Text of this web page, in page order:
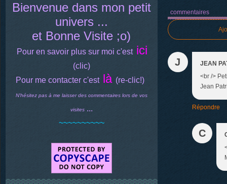
Bienvenue dans mon petit
univers ...
et Bonne Visite ;o)
Pour en savoir plus sur moi c'est ici
(clic)
Pour me contacter c'est là (re-clic!)
N'hésitez pas à me laisser des commentaires lors de vos
visites ...
~~~~~~~~~~
commentaires
J
JEAN
<br />
Jean
Répondre
C